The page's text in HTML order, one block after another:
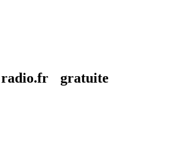
radio.fr gratuite